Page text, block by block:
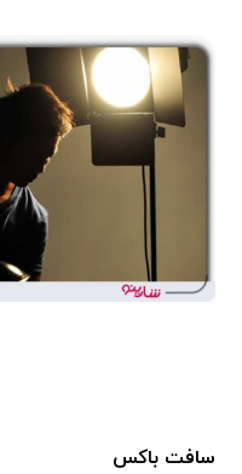
سافت باکس